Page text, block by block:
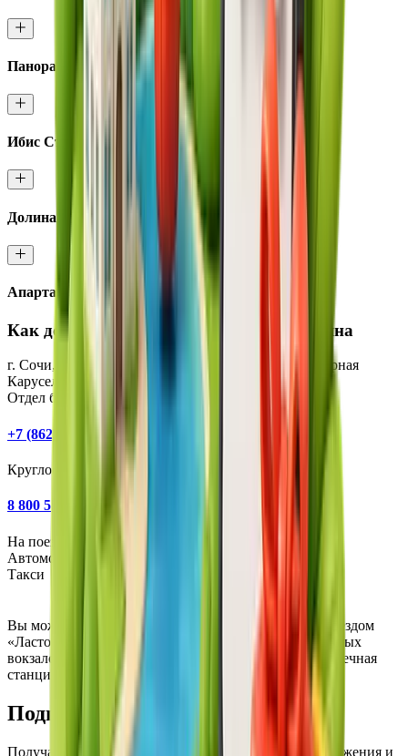
Панорама by Mercure Красная Поляна
Ибис Стайлс Красная Поляна
Долина 960
Апартаменты Курорта Красная Поляна
Как добраться до Курорта Красная поляна
г. Сочи, Курорт Красная Поляна, Поляна 540, ул. Горная
Карусель, 5
Отдел бронирования:
+7 (862) 245-50-50
Круглосуточная поддержка:
8 800 550 20 20
На поезде
Автомобиль
Такси
Вы можете воспользоваться современным электропоездом
«Ласточка», который отправляется от железнодорожных
вокзалов Сочи и Адлер, а также аэропорта Сочи. Конечная
станция — Эстосадок или Роза Хутор.
Подпишитесь на новости курорта
Получайте актуальные события, специальные предложения и